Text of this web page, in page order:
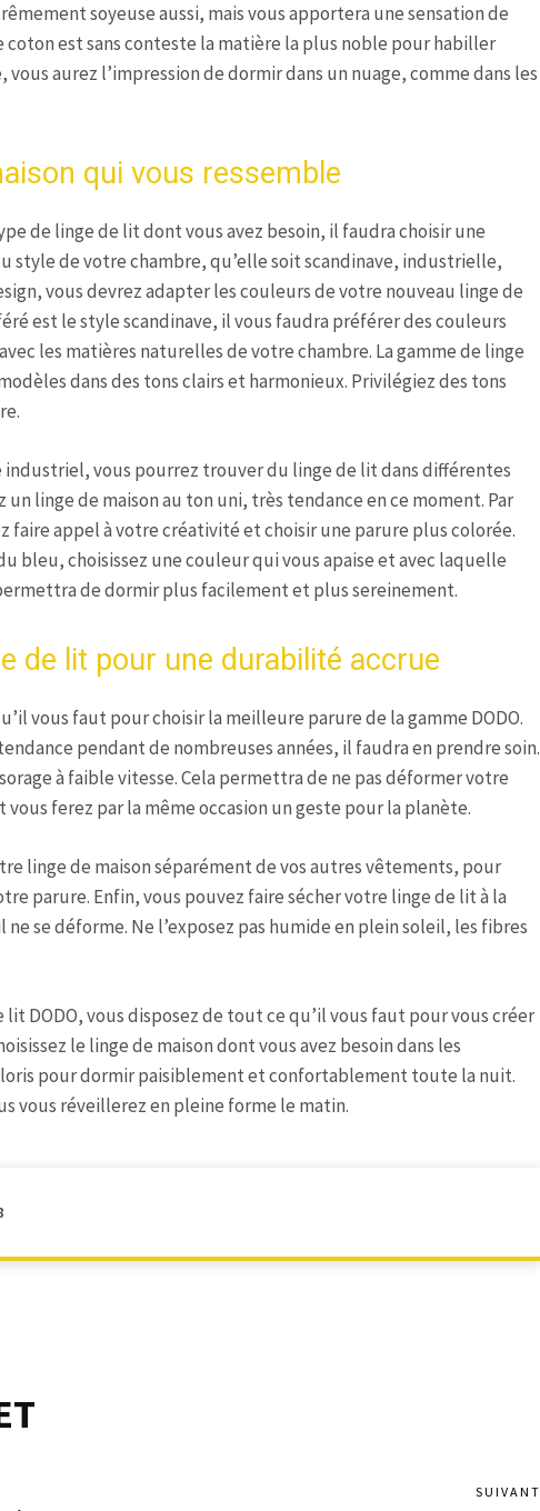
soyeuse aussi, mais vous apportera une sensation de
est sans conteste la matière la plus noble pour habiller
aurez l’impression de dormir dans un nuage, comme dans les
qui vous ressemble
de linge de lit dont vous avez besoin, il faudra choisir une
style de votre chambre, qu’elle soit scandinave, industrielle,
vous devrez adapter les couleurs de votre nouveau linge de
est le style scandinave, il vous faudra préférer des couleurs
les matières naturelles de votre chambre. La gamme de linge
dans des tons clairs et harmonieux. Privilégiez des tons
vous pourrez trouver du linge de lit dans différentes
un linge de maison au ton uni, très tendance en ce moment. Par
faire appel à votre créativité et choisir une parure plus colorée.
bleu, choisissez une couleur qui vous apaise et avec laquelle
de dormir plus facilement et plus sereinement.
de lit pour une durabilité accrue
vous faut pour choisir la meilleure parure de la gamme DODO.
pendant de nombreuses années, il faudra en prendre soin.
à faible vitesse. Cela permettra de ne pas déformer votre
ferez par la même occasion un geste pour la planète.
linge de maison séparément de vos autres vêtements, pour
parure. Enfin, vous pouvez faire sécher votre linge de lit à la
se déforme. Ne l’exposez pas humide en plein soleil, les fibres
lit DODO, vous disposez de tout ce qu’il vous faut pour vous créer
le linge de maison dont vous avez besoin dans les
pour dormir paisiblement et confortablement toute la nuit.
vous réveillerez en pleine forme le matin.
SUIVANT